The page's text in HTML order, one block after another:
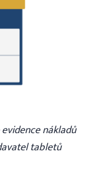
nákladů
tabletů